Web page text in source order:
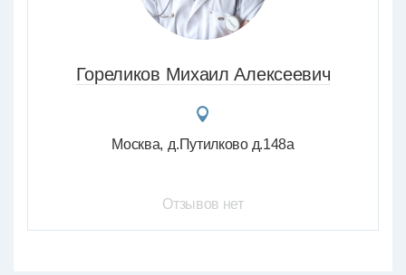
Гореликов Михаил Алексеевич
Москва д.Путилково д.148а
Отзывов нет